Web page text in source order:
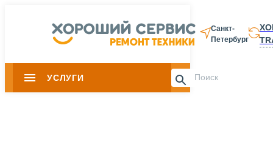
Санкт-
Петербург
УСЛУГИ 8 812 337-